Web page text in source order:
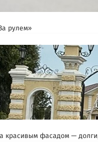
рулем»
красивым фасадом —